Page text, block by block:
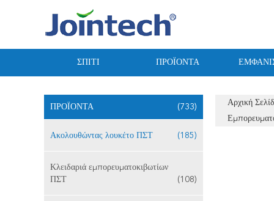
ΣΠΊΤΙ ΠΡΟΪΌΝΤΑ
ΠΡΟΪΌΝΤΑ (733)
Ακολουθώντας λουκέτο ΠΣΤ (185)
Κλειδαριά εμπορευματοκιβωτίων
ΠΣΤ
(108)
Αρχική